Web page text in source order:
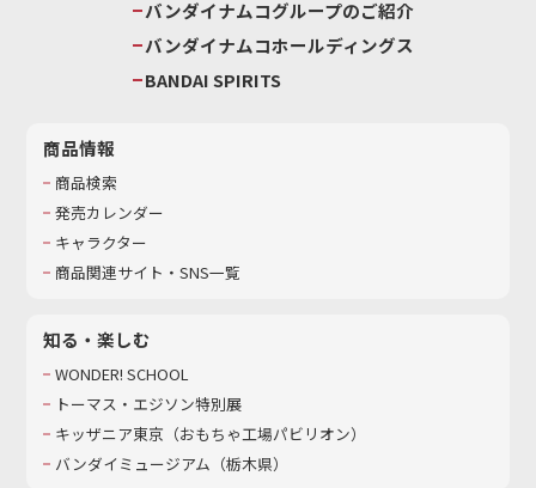
バンダイナムコグループのご紹介
バンダイナムコホールディングス
BANDAI SPIRITS
商品情報
商品検索
発売カレンダー
キャラクター
商品関連サイト・SNS一覧
知る・楽しむ
WONDER! SCHOOL
トーマス・エジソン特別展
キッザニア東京（おもちゃ工場パビリオン）​
バンダイミュージアム（栃木県）